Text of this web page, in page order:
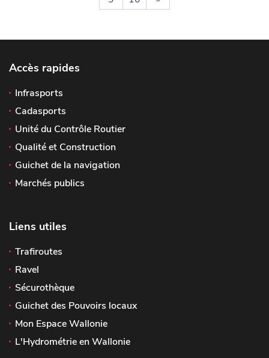
Accès rapides
Infrasports
Cadasports
Unité du Contrôle Routier
Qualité et Construction
Guichet de la navigation
Marchés publics
Liens utiles
Trafiroutes
Ravel
Sécurothèque
Guichet des Pouvoirs locaux
Mon Espace Wallonie
L'Hydrométrie en Wallonie